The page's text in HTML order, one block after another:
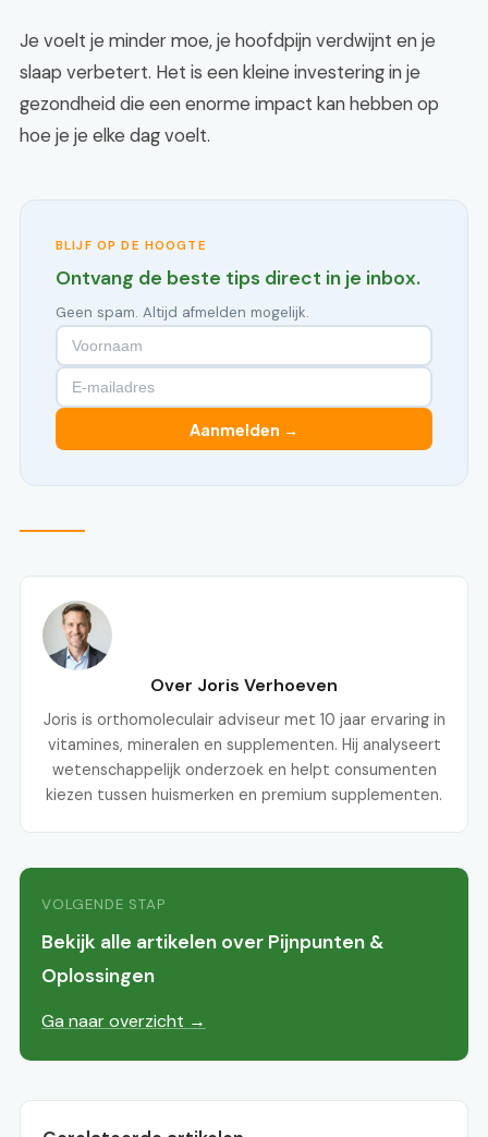
Je voelt je minder moe, je hoofdpijn verdwijnt en je
slaap verbetert. Het is een kleine investering in je
gezondheid die een enorme impact kan hebben op
hoe je je elke dag voelt.
BLIJF OP DE HOOGTE
Ontvang de beste tips direct in je inbox.
Geen spam. Altijd afmelden mogelijk.
Aanmelden →
Over Joris Verhoeven
Joris is orthomoleculair adviseur met 10 jaar ervaring in
vitamines, mineralen en supplementen. Hij analyseert
wetenschappelijk onderzoek en helpt consumenten
kiezen tussen huismerken en premium supplementen.
VOLGENDE STAP
Bekijk alle artikelen over Pijnpunten &
Oplossingen
Ga naar overzicht →